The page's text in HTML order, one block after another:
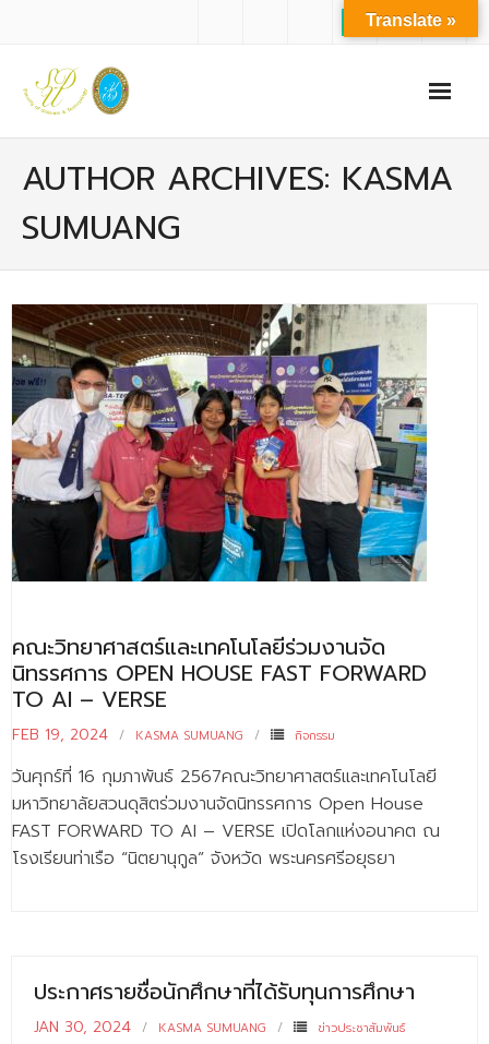
- ปรัชญาการจัดการศึกษา มหาวิทยาลัยสวนดุสิต
- ประวัติความเป็นมาของคณะ
- บุคลากร
- - สำนักงานคณะวิทยาศาสตร์และเทคโนโลยี
- - บุคลากรวิชาการ
- - บุคลากรสนับสนุน
หลักสูตร
- - วิทยาการคอมพิวเตอร์
- - วิทยาศาสตร์เครื่องสำอาง
- - อาชีวอนามัยและความปลอดภัย
- - อนามัยสิ่งแวดล้อมและสาธารณภัย
- - วิทยาศาสตร์การแพทย์
- - ความมั่นคงปลอดภัยไซเบอร์
- - วิทยาศาสตร์ทั่วไป
- เทคโนโลยีบัณฑิต
AUTHOR ARCHIVES: KASMA
SUMUANG
คณะวิทยาศาสตร์และเทคโนโลยีร่วมงานจัด
นิทรรศการ OPEN HOUSE FAST FORWARD
TO AI – VERSE
FEB 19, 2024 KASMA SUMUANG กิจกรรม
วันศุกร์ที่ 16 กุมภาพันธ์ 2567คณะวิทยาศาสตร์และเทคโนโลยี
มหาวิทยาลัยสวนดุสิตร่วมงานจัดนิทรรศการ Open House
FAST FORWARD TO AI – VERSE เปิดโลกแห่งอนาคต ณ
โรงเรียนท่าเรือ “นิตยานุกูล” จังหวัด พระนครศรีอยุธยา
ประกาศรายชื่อนักศึกษาที่ได้รับทุนการศึกษา
JAN 30, 2024 KASMA SUMUANG ข่าวประชาสัมพันธ์
Translate »